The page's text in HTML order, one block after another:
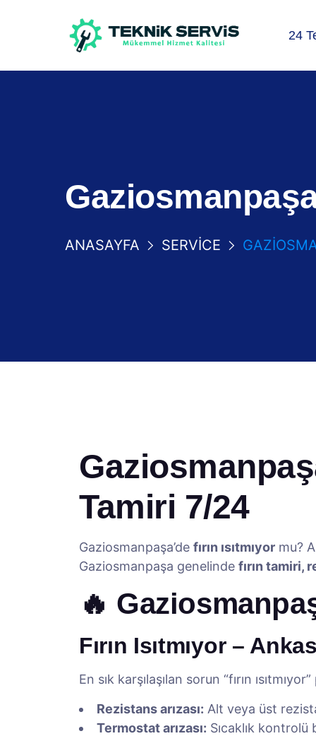
24
ANASAYFA SERVICE
Tamiri 7/24
Gaziosmanpaşa’de fırın ısıtmıyor mu?
Gaziosmanpaşa genelinde fırın tamiri,
🔥
Fırın Isıtmıyor –
En sık karşılaşılan sorun “fırın
Rezistans arızası: Alt veya üst
Termostat arızası: Sıcaklık kontrolü